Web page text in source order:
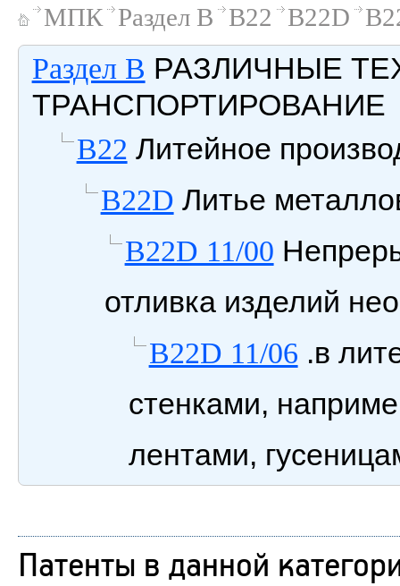
МПК Раздел B B22 B22D
Раздел B РАЗЛИЧНЫЕ
ТРАНСПОРТИРОВАНИЕ
B22 Литейное
B22D Литье
B22D 11/00
отливка изделий
B22D 11/06 .в
стенками,
лентами,
Патенты в данной